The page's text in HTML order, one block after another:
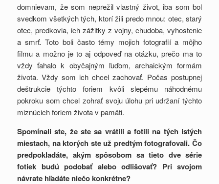
domnievam, že som neprežil vlastný život, iba som bol
svedkom všetkých tých, ktorí žili predo mnou: otec, starý
otec, predkovia, ich zážitky z vojny, chudoba, vyhostenie
a smrť. Toto boli často témy mojich fotografií a môjho
filmu a možno je to aj odpoveď na otázku, prečo ma to
vždy ťahalo k obyčajným ľuďom, archaickým formám
života. Vždy som ich chcel zachovať. Počas postupnej
deštrukcie týchto foriem kvôli slepému náhodnému
pokroku som chcel zohrať svoju úlohu pri udržaní týchto
miznúcich foriem života v pamäti.
Spomínali ste, že ste sa vrátili a fotili na tých istých
miestach, na ktorých ste už predtým fotografovali. Čo
predpokladáte, akým spôsobom sa tieto dve série
fotiek budú podobať alebo odlišovať? Pri svojom
návrate hľadáte niečo konkrétne?